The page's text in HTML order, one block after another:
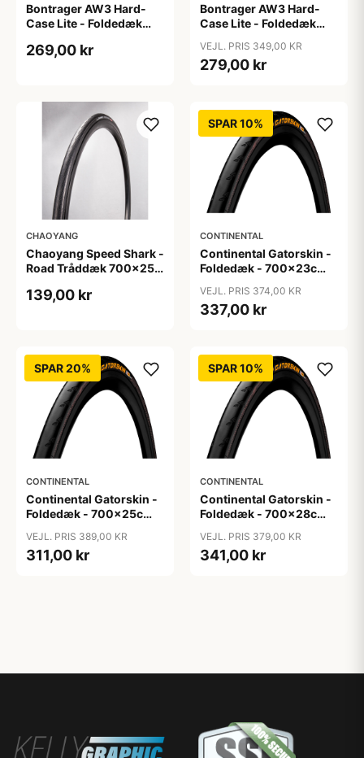
Bontrager AW3 Hard-
Case Lite - Foldedæk
med refleks
269,00 kr
Bontrager AW3 Hard-
Case Lite - Foldedæk
VEJL. PRIS 349,00 KR
279,00 kr
CHAOYANG
Chaoyang Speed Shark -
Road Tråddæk 700x25c
139,00 kr
SPAR 10%
CONTINENTAL
Continental Gatorskin -
Foldedæk - 700x23c
VEJL. PRIS 374,00 KR
337,00 kr
SPAR 20%
CONTINENTAL
Continental Gatorskin -
Foldedæk - 700x25c
VEJL. PRIS 389,00 KR
311,00 kr
SPAR 10%
CONTINENTAL
Continental Gatorskin -
Foldedæk - 700x28c
VEJL. PRIS 379,00 KR
341,00 kr